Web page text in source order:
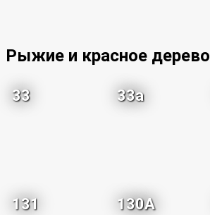
Рыжие и красное дерево
33 33a
131 130A